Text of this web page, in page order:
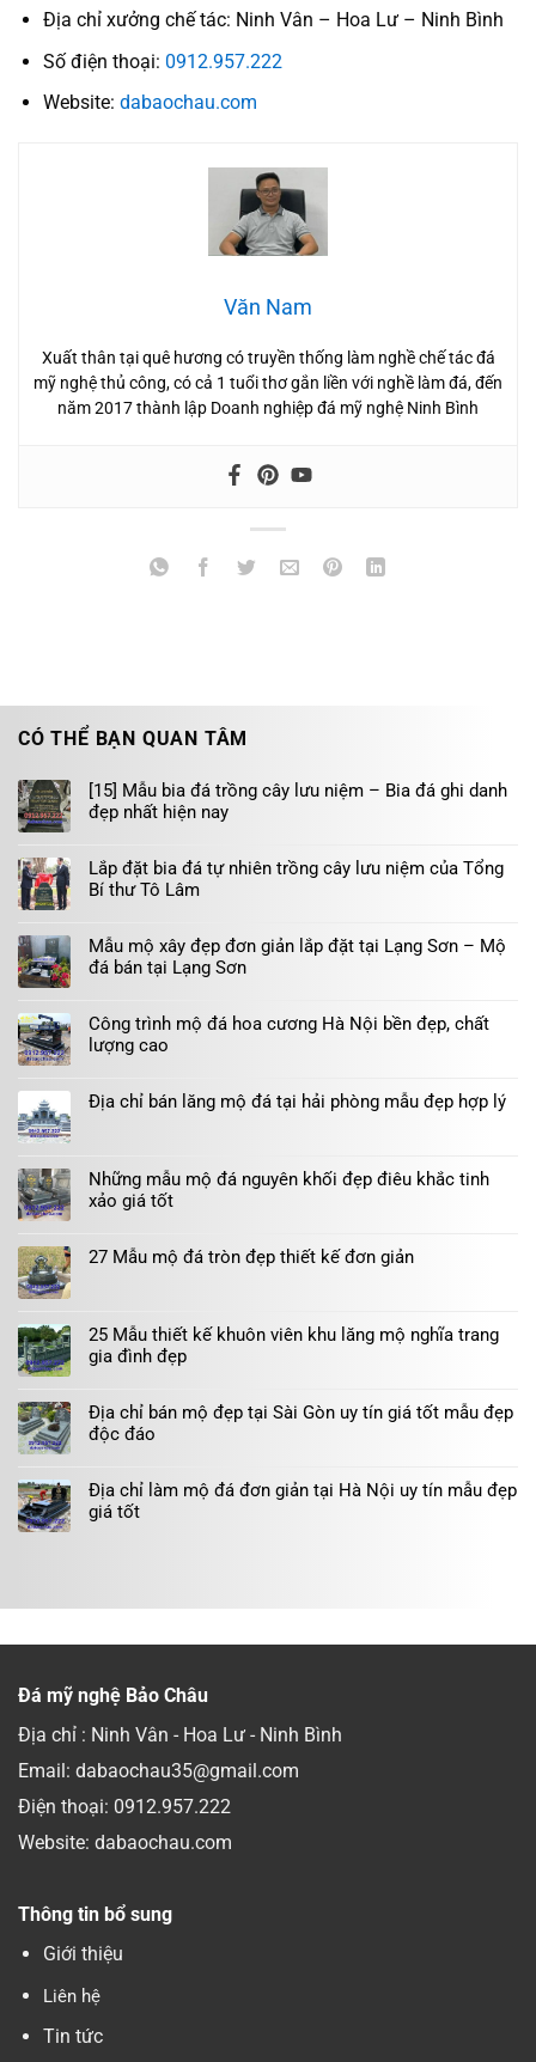
Địa chỉ xưởng chế tác: Ninh Vân – Hoa Lư – Ninh Bình
Số điện thoại: 0912.957.222
Website: dabaochau.com
Văn Nam
Xuất thân tại quê hương có truyền thống làm nghề chế tác đá
mỹ nghệ thủ công, có cả 1 tuổi thơ gắn liền với nghề làm đá, đến
năm 2017 thành lập Doanh nghiệp đá mỹ nghệ Ninh Bình
CÓ THỂ BẠN QUAN TÂM
[15] Mẫu bia đá trồng cây lưu niệm – Bia đá ghi danh
đẹp nhất hiện nay
Lắp đặt bia đá tự nhiên trồng cây lưu niệm của Tổng
Bí thư Tô Lâm
Mẫu mộ xây đẹp đơn giản lắp đặt tại Lạng Sơn – Mộ
đá bán tại Lạng Sơn
Công trình mộ đá hoa cương Hà Nội bền đẹp, chất
lượng cao
Địa chỉ bán lăng mộ đá tại hải phòng mẫu đẹp hợp lý
Những mẫu mộ đá nguyên khối đẹp điêu khắc tinh
xảo giá tốt
27 Mẫu mộ đá tròn đẹp thiết kế đơn giản
25 Mẫu thiết kế khuôn viên khu lăng mộ nghĩa trang
gia đình đẹp
Địa chỉ bán mộ đẹp tại Sài Gòn uy tín giá tốt mẫu đẹp
độc đáo
Địa chỉ làm mộ đá đơn giản tại Hà Nội uy tín mẫu đẹp
giá tốt
Đá mỹ nghệ Bảo Châu
Địa chỉ : Ninh Vân - Hoa Lư - Ninh Bình
Email: dabaochau35@gmail.com
Điện thoại: 0912.957.222
Website: dabaochau.com
Thông tin bổ sung
Giới thiệu
Liên hệ
Tin tức